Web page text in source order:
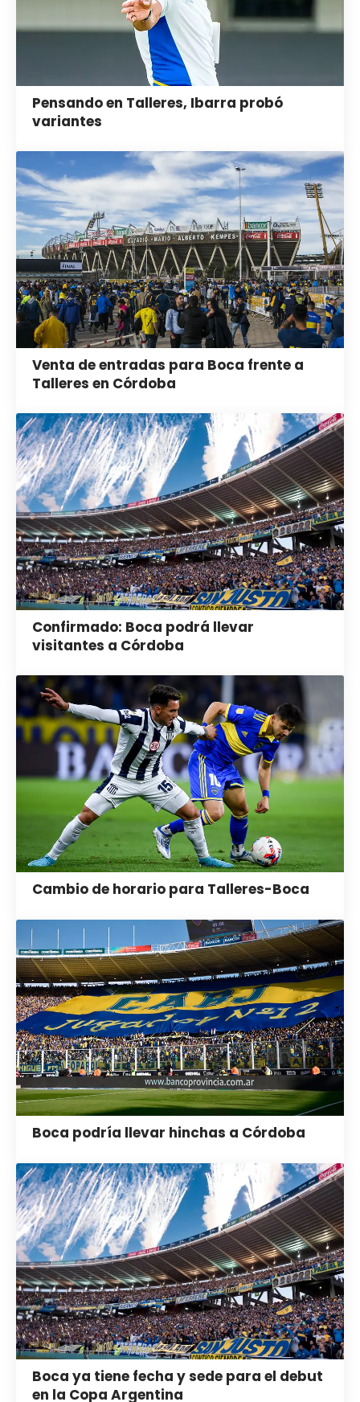
Pensando en Talleres, Ibarra probó
variantes
Venta de entradas para Boca frente a
Talleres en Córdoba
Confirmado: Boca podrá llevar
visitantes a Córdoba
Cambio de horario para Talleres-Boca
Boca podría llevar hinchas a Córdoba
Boca ya tiene fecha y sede para el debut
en la Copa Argentina